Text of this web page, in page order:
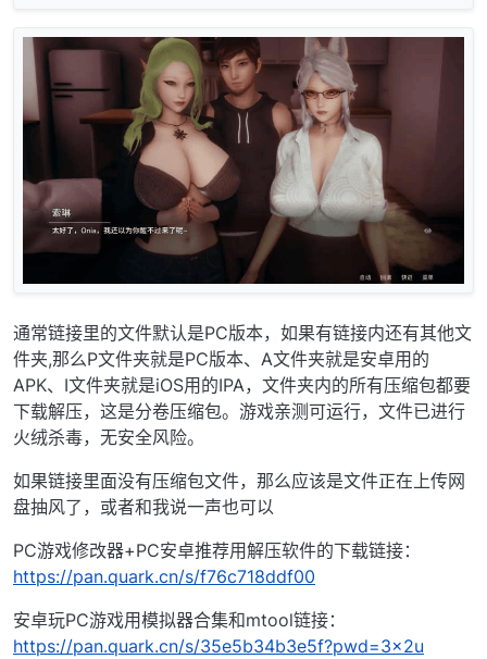
通常链接里的文件默认是PC版本，如果有链接内还有其他文
件夹,那么P文件夹就是PC版本、A文件夹就是安卓用的
APK、I文件夹就是iOS用的IPA，文件夹内的所有压缩包都要
下载解压，这是分卷压缩包。游戏亲测可运行，文件已进行
火绒杀毒，无安全风险。
如果链接里面没有压缩包文件，那么应该是文件正在上传网
盘抽风了，或者和我说一声也可以
PC游戏修改器+PC安卓推荐用解压软件的下载链接：
https://pan.quark.cn/s/f76c718ddf00
安卓玩PC游戏用模拟器合集和mtool链接：
https://pan.quark.cn/s/35e5b34b3e5f?pwd=3x2u